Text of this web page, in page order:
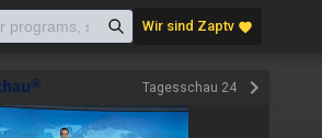
Wir sind Zaptv favorite
Tagesschau 24 keyboard_arrow_right